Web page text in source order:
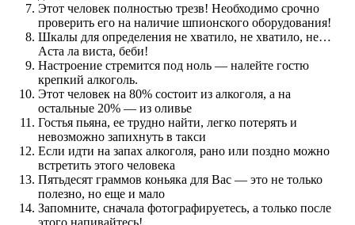
Этот человек полностью трезв! Необходимо срочно
проверить его на наличие шпионского оборудования!
Шкалы для определения не хватило, не хватило, не…
Аста ла виста, беби!
Настроение стремится под ноль — налейте гостю
крепкий алкоголь.
Этот человек на 80% состоит из алкоголя, а на
остальные 20% — из оливье
Гостья пьяна, ее трудно найти, легко потерять и
невозможно запихнуть в такси
Если идти на запах алкоголя, рано или поздно можно
встретить этого человека
Пятьдесят граммов коньяка для Вас — это не только
полезно, но еще и мало
Запомните, сначала фотографируетесь, а только после
этого напивайтесь!